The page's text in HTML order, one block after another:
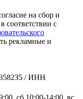
на сбор и
соответствии с
рекламные и
/ ИНН
сб 10:00-14:00, вс